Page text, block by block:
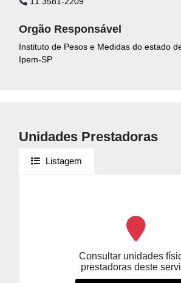
Orgão Responsável
Instituto de Pesos e Medidas do estado
Ipem-SP
Unidades Prestadoras
Listagem
Consultar unidades
prestadoras deste